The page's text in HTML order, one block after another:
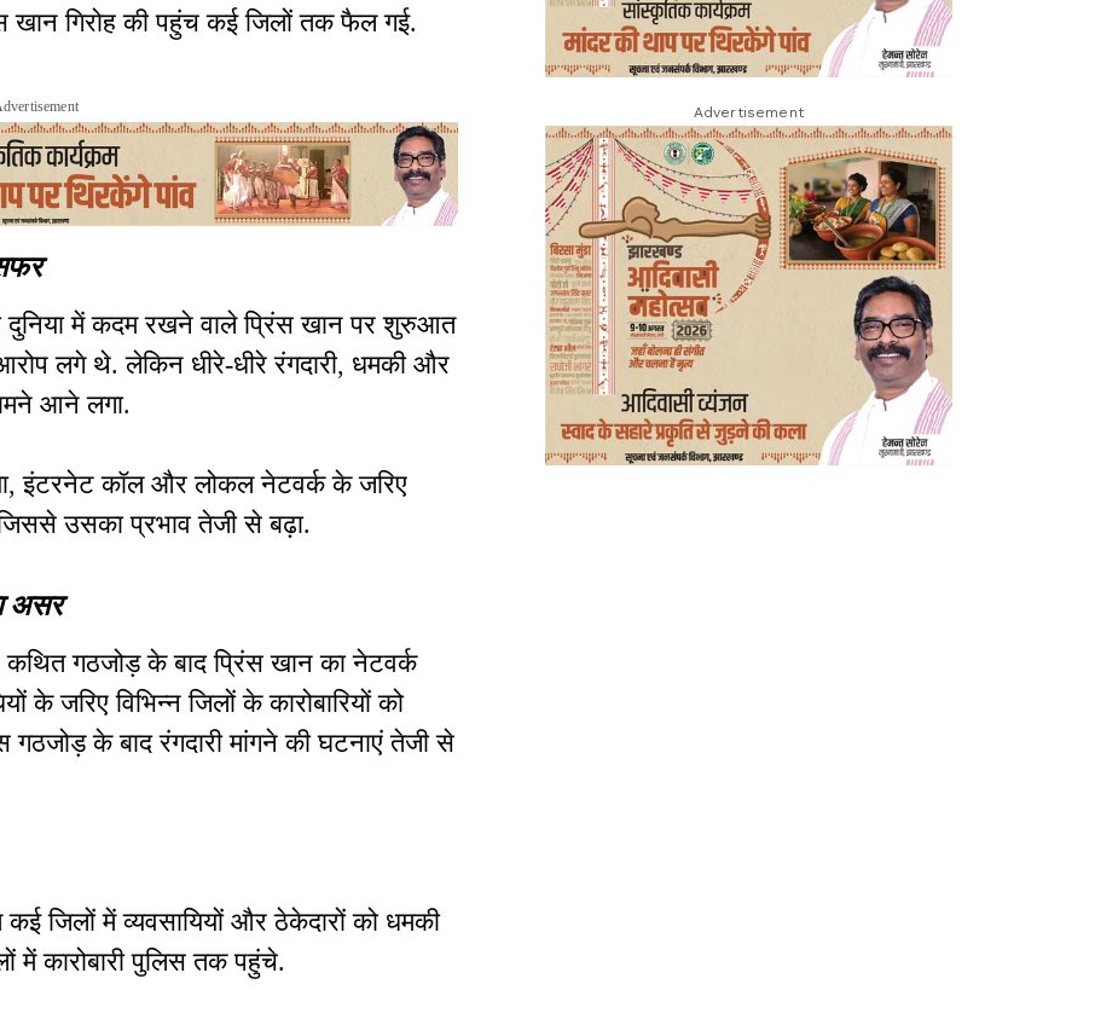
खान गिरोह की पहुंच कई जिलों तक फैल गई.
में कदम रखने वाले प्रिंस खान पर शुरुआत
लगे थे. लेकिन धीरे-धीरे रंगदारी, धमकी और
आने लगा.
इंटरनेट कॉल और लोकल नेटवर्क के जरिए
जिससे उसका प्रभाव तेजी से बढ़ा.
असर
गठजोड़ के बाद प्रिंस खान का नेटवर्क
जरिए विभिन्न जिलों के कारोबारियों को
के बाद रंगदारी मांगने की घटनाएं तेजी से
जिलों में व्यवसायियों और ठेकेदारों को धमकी
में कारोबारी पुलिस तक पहुंचे.
Advertisement